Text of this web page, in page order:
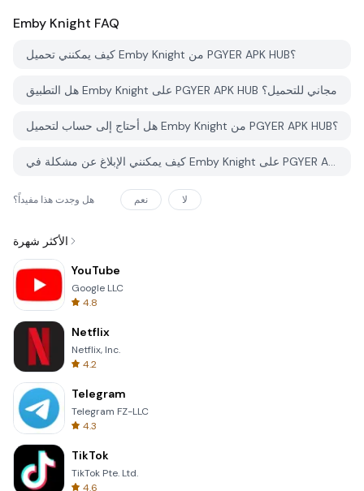
Emby Knight FAQ
كيف يمكنني تحميل Emby Knight من PGYER APK HUB؟
هل التطبيق Emby Knight على PGYER APK HUB مجاني للتحميل؟
هل أحتاج إلى حساب لتحميل Emby Knight من PGYER APK HUB؟
كيف يمكنني الإبلاغ عن مشكلة في Emby Knight على PGYER APK HUB؟
هل وجدت هذا مفيداً؟ نعم لا
الأكثر شهرة
YouTube
Google LLC
4.8
Netflix
Netflix, Inc.
4.2
Telegram
Telegram FZ-LLC
4.3
TikTok
TikTok Pte. Ltd.
4.6